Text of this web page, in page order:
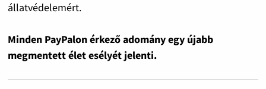
állatvédelemért.
Minden PayPalon érkező adomány egy újabb
megmentett élet esélyét jelenti.